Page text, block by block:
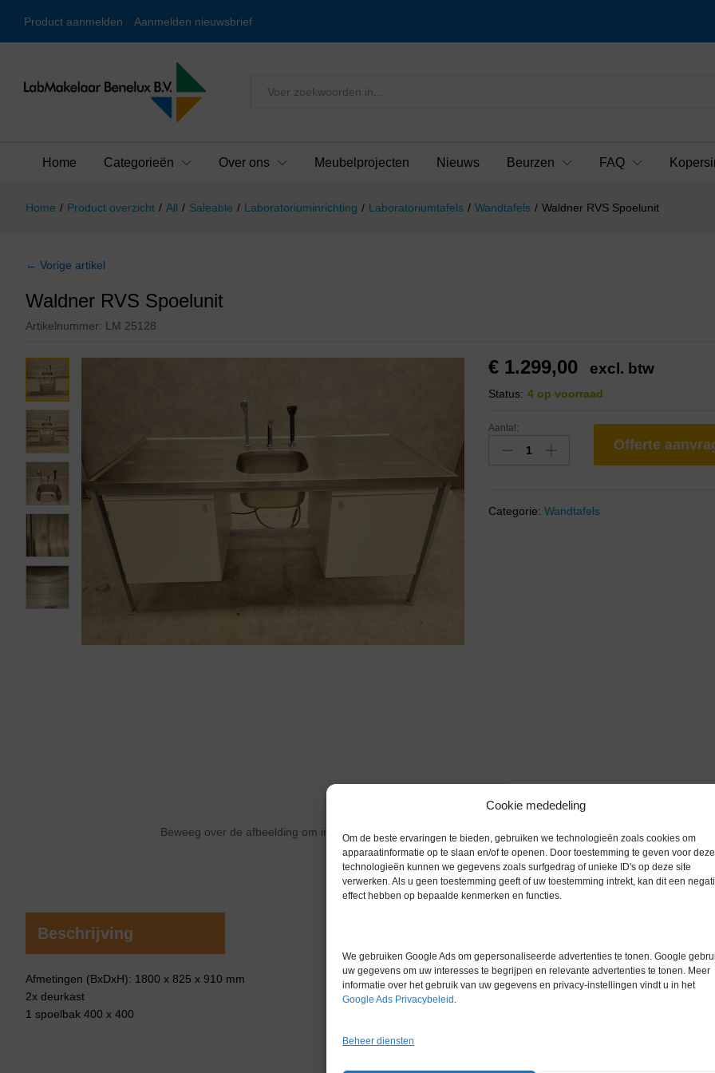
Cookie mededeling
Om de beste ervaringen te bieden, gebruiken we technologieën zoals cookies om
apparaatinformatie op te slaan en/of te openen. Door toestemming te geven voor deze
technologieën kunnen we gegevens zoals surfgedrag of unieke ID's op deze site
verwerken. Als u geen toestemming geeft of uw toestemming intrekt, kan dit een
effect hebben op bepaalde kenmerken en functies.
We gebruiken Google Ads om gepersonaliseerde advertenties te tonen. Google
uw gegevens om uw interesses te begrijpen en relevante advertenties te tonen. Meer
informatie over het gebruik van uw gegevens en privacy-instellingen vindt u in het
Google Ads Privacybeleid .
Beheer diensten
Product aanmelden Aanmelden nieuwsbrief
Alles
Home Categorieën Over ons Meubelprojecten Nieuws Beurzen FAQ
Home / Product overzicht / All / Saleable / Laboratoriuminrichting / Laboratoriumtafels / Wandtafels / Waldner RVS Spoelunit
← Vorige artikel
Waldner RVS Spoelunit
Artikelnummer: LM 25128
Beweeg over de afbeelding om in te zoomen
€ 1.299,00 excl. btw
Status: 4 op voorraad
Aantal:
Offerte
Categorie:Wandtafels
Beschrijving
Afmetingen (BxDxH): 1800 x 825 x 910 mm
2x deurkast
1 spoelbak 400 x 400
Gewicht 0,0 kg